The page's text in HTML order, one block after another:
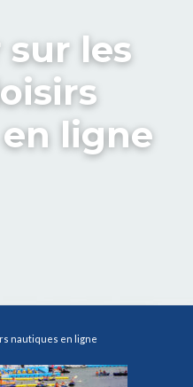
sur les
ligne
nautiques en ligne